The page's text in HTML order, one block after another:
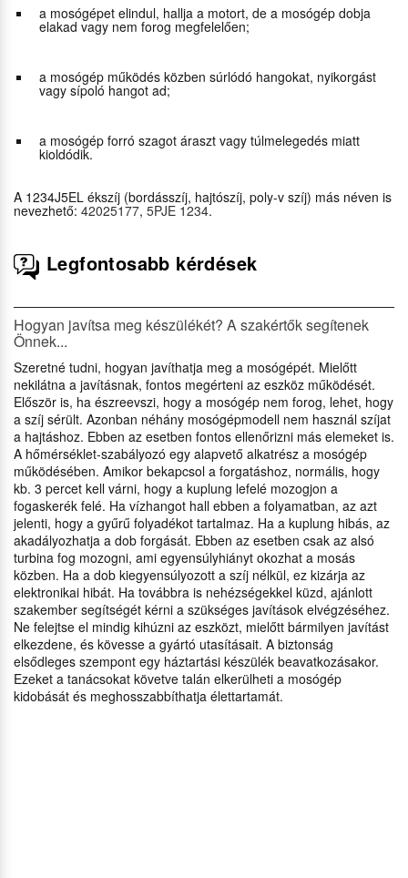
a mosógépet elindul, hallja a motort, de a mosógép dobja
elakad vagy nem forog megfelelően;
a mosógép működés közben súrlódó hangokat, nyikorgást
vagy sípoló hangot ad;
a mosógép forró szagot áraszt vagy túlmelegedés miatt
kioldódik.
A 1234J5EL ékszíj (bordásszíj, hajtószíj, poly-v szíj) más néven is
nevezhető: 42025177, 5PJE 1234.
Legfontosabb kérdések
Hogyan javítsa meg készülékét? A szakértők segítenek
Önnek...
Szeretné tudni, hogyan javíthatja meg a mosógépét. Mielőtt
nekilátna a javításnak, fontos megérteni az eszköz működését.
Először is, ha észreevszi, hogy a mosógép nem forog, lehet, hogy
a szíj sérült. Azonban néhány mosógépmodell nem használ szíjat
a hajtáshoz. Ebben az esetben fontos ellenőrizni más elemeket is.
A hőmérséklet-szabályozó egy alapvető alkatrész a mosógép
működésében. Amikor bekapcsol a forgatáshoz, normális, hogy
kb. 3 percet kell várni, hogy a kuplung lefelé mozogjon a
fogaskerék felé. Ha vízhangot hall ebben a folyamatban, az azt
jelenti, hogy a gyűrű folyadékot tartalmaz. Ha a kuplung hibás, az
akadályozhatja a dob forgását. Ebben az esetben csak az alsó
turbina fog mozogni, ami egyensúlyhiányt okozhat a mosás
közben. Ha a dob kiegyensúlyozott a szíj nélkül, ez kizárja az
elektronikai hibát. Ha továbbra is nehézségekkel küzd, ajánlott
szakember segítségét kérni a szükséges javítások elvégzéséhez.
Ne felejtse el mindig kihúzni az eszközt, mielőtt bármilyen javítást
elkezdene, és kövesse a gyártó utasításait. A biztonság
elsődleges szempont egy háztartási készülék beavatkozásakor.
Ezeket a tanácsokat követve talán elkerülheti a mosógép
kidobását és meghosszabbíthatja élettartamát.